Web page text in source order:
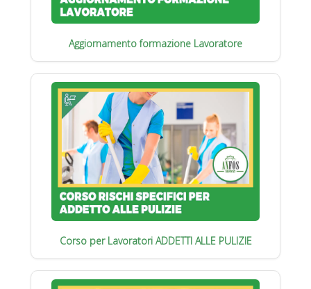
Aggiornamento formazione Lavoratore
Corso per Lavoratori ADDETTI ALLE PULIZIE